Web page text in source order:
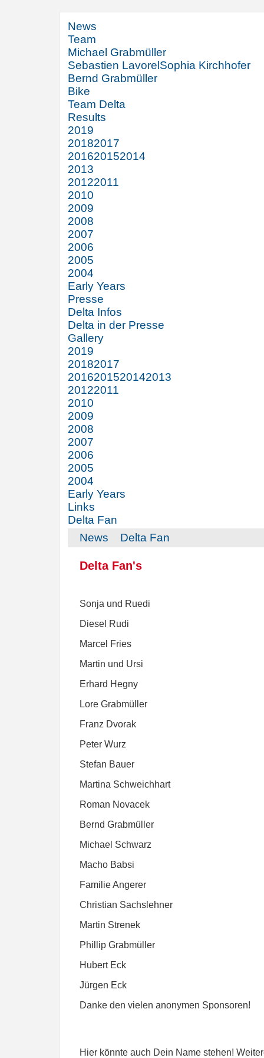
News
Team
Michael Grabmüller
Sebastien Lavorel Sophia Kirchhofer
Bernd Grabmüller
Bike
Team Delta
Results
2019
20182017
201620152014
2013
20122011
2010
2009
2008
2007
2006
2005
2004
Early Years
Presse
Delta Infos
Delta in der Presse
Gallery
2019
20182017
2016201520142013
20122011
2010
2009
2008
2007
2006
2005
2004
Early Years
Links
Delta Fan
News
Delta Fan
Delta Fan's
Sonja und Ruedi
Diesel Rudi
Marcel Fries
Martin und Ursi
Erhard Hegny
Lore Grabmüller
Franz Dvorak
Peter Wurz
Stefan Bauer
Martina Schweichhart
Roman Novacek
Bernd Grabmüller
Michael Schwarz
Macho Babsi
Familie Angerer
Christian Sachslehner
Martin Strenek
Phillip Grabmüller
Hubert Eck
Jürgen Eck
Danke den vielen anonymen Sponsoren!
Hier könnte auch Dein Name stehen!